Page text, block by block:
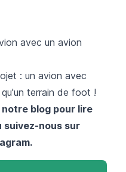
avec un avion
: un avion avec
terrain de foot !
notre blog pour lire
suivez-nous sur
.